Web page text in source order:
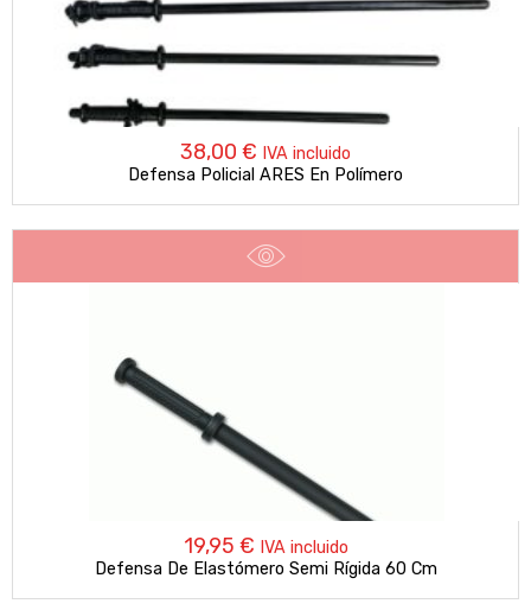
38,00 € IVA incluido
Defensa Policial ARES En Polímero
19,95 € IVA incluido
Defensa De Elastómero Semi Rígida 60 Cm